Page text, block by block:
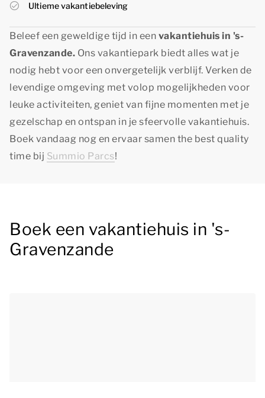
Ultieme vakantiebeleving
Beleef een geweldige tijd in een vakantiehuis in 's-
Gravenzande. Ons vakantiepark biedt alles wat je
nodig hebt voor een onvergetelijk verblijf. Verken de
levendige omgeving met volop mogelijkheden voor
leuke activiteiten, geniet van fijne momenten met je
gezelschap en ontspan in je sfeervolle vakantiehuis.
Boek vandaag nog en ervaar samen the best quality
time bij Summio Parcs!
Boek een vakantiehuis in 's-
Gravenzande